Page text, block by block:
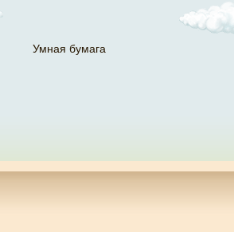
Умная бумага